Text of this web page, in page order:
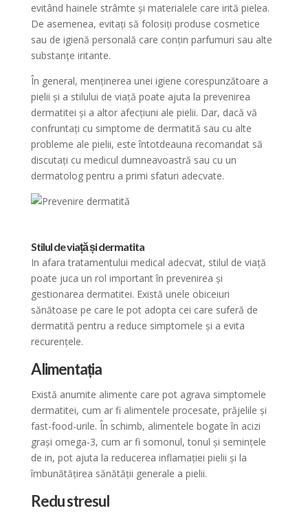
evitând hainele strâmte și materialele care irită pielea.
De asemenea, evitați să folosiți produse cosmetice
sau de igienă personală care conțin parfumuri sau alte
substanțe iritante.
În general, menținerea unei igiene corespunzătoare a
pielii și a stilului de viață poate ajuta la prevenirea
dermatitei și a altor afecțiuni ale pielii. Dar, dacă vă
confruntați cu simptome de dermatită sau cu alte
probleme ale pielii, este întotdeauna recomandat să
discutați cu medicul dumneavoastră sau cu un
dermatolog pentru a primi sfaturi adecvate.
Stilul de viață și dermatita
In afara tratamentului medical adecvat, stilul de viață
poate juca un rol important în prevenirea și
gestionarea dermatitei. Există unele obiceiuri
sănătoase pe care le pot adopta cei care suferă de
dermatită pentru a reduce simptomele și a evita
recurențele.
Alimentația
Există anumite alimente care pot agrava simptomele
dermatitei, cum ar fi alimentele procesate, prăjelile și
fast-food-urile. În schimb, alimentele bogate în acizi
grași omega-3, cum ar fi somonul, tonul și semințele
de in, pot ajuta la reducerea inflamației pielii și la
îmbunătățirea sănătății generale a pielii.
Redu stresul